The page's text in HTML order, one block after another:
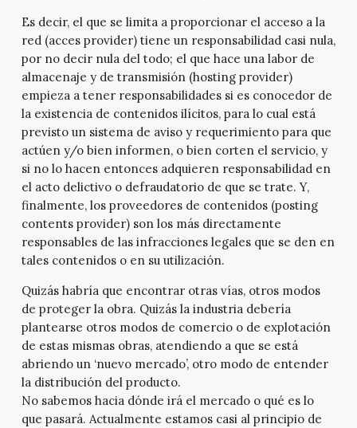
Es decir, el que se limita a proporcionar el acceso a la
red (acces provider) tiene un responsabilidad casi nula,
por no decir nula del todo; el que hace una labor de
almacenaje y de transmisión (hosting provider)
empieza a tener responsabilidades si es conocedor de
la existencia de contenidos ilícitos, para lo cual está
previsto un sistema de aviso y requerimiento para que
actúen y/o bien informen, o bien corten el servicio, y
si no lo hacen entonces adquieren responsabilidad en
el acto delictivo o defraudatorio de que se trate. Y,
finalmente, los proveedores de contenidos (posting
contents provider) son los más directamente
responsables de las infracciones legales que se den en
tales contenidos o en su utilización.
Quizás habría que encontrar otras vías, otros modos
de proteger la obra. Quizás la industria debería
plantearse otros modos de comercio o de explotación
de estas mismas obras, atendiendo a que se está
abriendo un ‘nuevo mercado’, otro modo de entender
la distribución del producto.
No sabemos hacia dónde irá el mercado o qué es lo
que pasará. Actualmente estamos casi al principio de